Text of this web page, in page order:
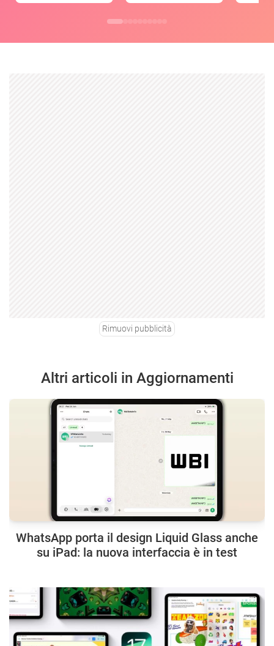
Rimuovi pubblicità
Altri articoli in Aggiornamenti
WhatsApp porta il design Liquid Glass anche
su iPad: la nuova interfaccia è in test